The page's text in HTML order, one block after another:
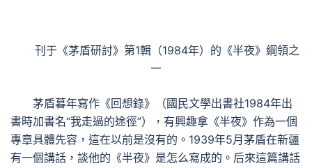
刊于《茅盾研討》第1輯（1984年）的《半夜》綱領之
一
茅盾暮年寫作《回想錄》（國民文學出書社1984年出
書時加書名“我走過的途徑”），有興趣拿《半夜》作為一個
專章具體先容，這在以前是沒有的。1939年5月茅盾在新疆
有一個講話，談他的《半夜》是怎么寫成的。后來這篇講話